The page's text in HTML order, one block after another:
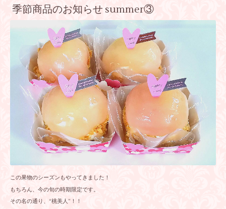
季節商品のお知らせ summer③
この果物のシーズンもやってきました！
もちろん、今の旬の時期限定です。
その名の通り、“桃美人”！！